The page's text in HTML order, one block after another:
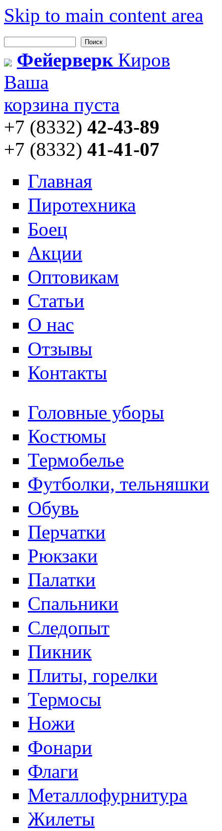
Skip to main content area
Форма поиска
ФейерверкКиров
Ваша
корзина пуста
+7 (8332) 42-43-89
+7 (8332) 41-41-07
Главная
Пиротехника
Боец
Акции
Оптовикам
Статьи
О нас
Отзывы
Контакты
Головные уборы
Костюмы
Термобелье
Футболки, тельняшки
Обувь
Перчатки
Рюкзаки
Палатки
Спальники
Следопыт
Пикник
Плиты, горелки
Термосы
Ножи
Фонари
Флаги
Металлофурнитура
Жилеты